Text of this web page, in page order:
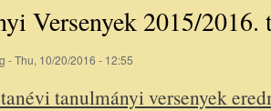
Versenyek 2015/2016.
- Thu, 10/20/2016 - 12:55
tanulmányi versenyek